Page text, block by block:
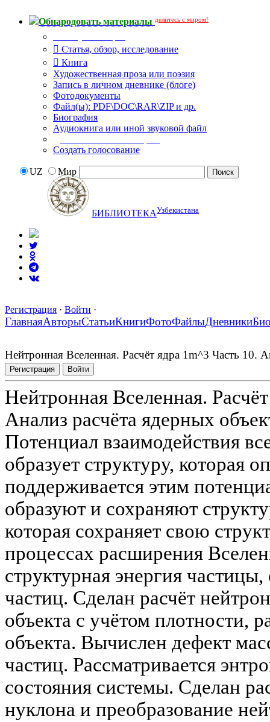
Обнародовать материалы делитесь с миром!
Статья, обзор, исследование
Книга
Художественная проза или поэзия
Запись в личном дневнике (блоге)
Фотодокументы
Файл(ы): PDF\DOC\RAR\ZIP и др.
Биография
Аудиокнига или иной звуковой файл
Создать голосование
UZ Мир
БИБЛИОТЕКАУзбекистана
Регистрация · Войти ·
ГлавнаяАвторыСтатьиКнигиФотоФайлыДневники
Нейтронная Вселенная. Расчёт ядра 1m^3 Часть 10.
Регистрация Войти
Нейтронная Вселенная.
Анализ расчёта ядерных
Потенциал взаимодействия
образует структуру, которая
поддерживается этим
образуют и сохраняют
которая сохраняет свою
процессах расширения
структурная энергия
частиц. Сделан расчёт
объекта с учётом плотности,
объекта. Вычислен дефект
частиц. Рассматривается
состояния системы. Сделан
нуклона и преобразование